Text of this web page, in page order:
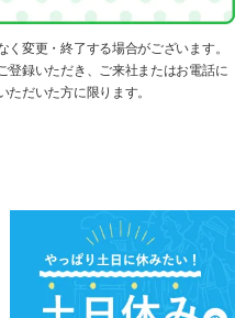
変更・終了する場合がございます。
録いただき、ご来社またはお電話に
だいた方に限ります。